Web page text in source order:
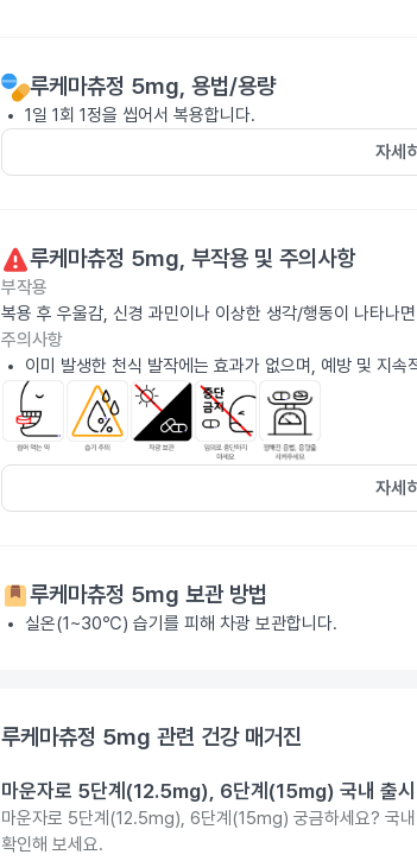
루케마츄정 5mg, 용법/용량
1일 1회 1정을 씹어서 복용합니다.
자세
루케마츄정 5mg, 부작용 및 주의사항
부작용
복용 후 우울감, 신경 과민이나 이상한 생각/행동이 나타나
주의사항
이미 발생한 천식 발작에는 효과가 없으며, 예방 및 지속
자세
루케마츄정 5mg 보관 방법
실온(1~30℃) 습기를 피해 차광 보관합니다.
루케마츄정 5mg 관련 건강 매거진
마운자로 5단계(12.5mg), 6단계(15mg) 국내 출시
마운자로 5단계(12.5mg), 6단계(15mg) 궁금하세요? 국
확인해 보세요.